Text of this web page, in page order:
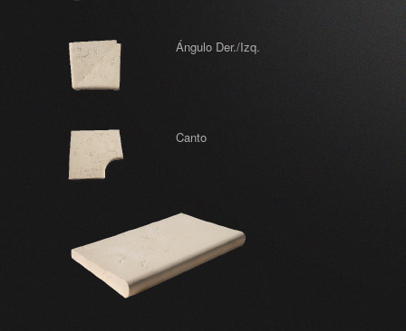
Ángulo Der./Izq.
Canto